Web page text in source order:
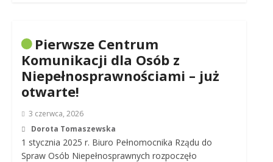
Pierwsze Centrum
Komunikacji dla Osób z
Niepełnosprawnościami – już
otwarte!
3 czerwca, 2026
Dorota Tomaszewska
1 stycznia 2025 r. Biuro Pełnomocnika Rządu do
Spraw Osób Niepełnosprawnych rozpoczęło